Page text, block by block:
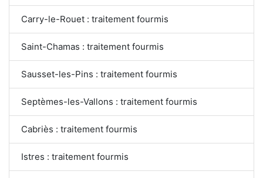
Carry-le-Rouet : traitement fourmis
Saint-Chamas : traitement fourmis
Sausset-les-Pins : traitement fourmis
Septèmes-les-Vallons : traitement fourmis
Cabriès : traitement fourmis
Istres : traitement fourmis